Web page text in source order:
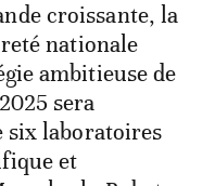
croissante, la
nationale
ambitieuse de
sera
six laboratoires
et